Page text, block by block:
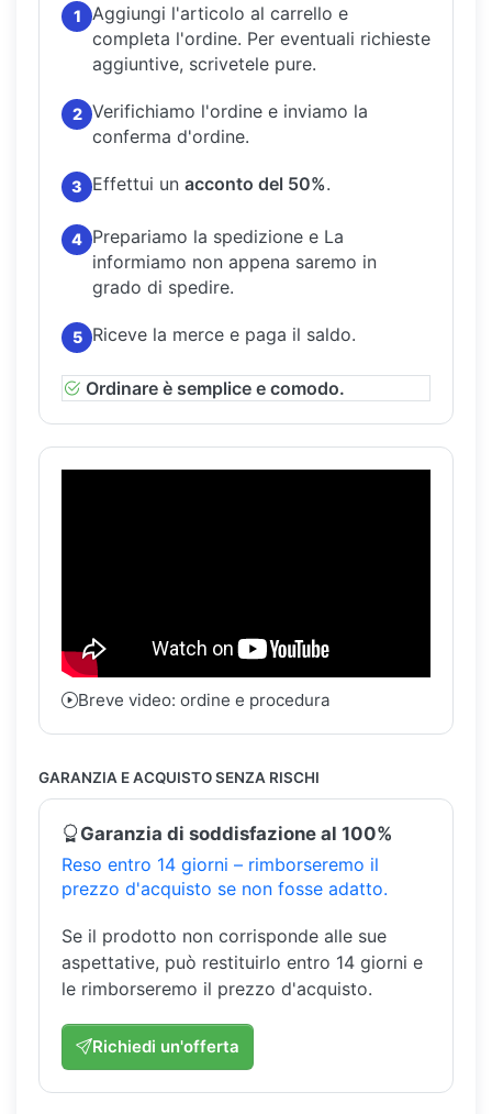
1
Aggiungi l'articolo al carrello e
completa l'ordine. Per eventuali richieste
aggiuntive, scrivetele pure.
2 Verifichiamo l'ordine e inviamo la
conferma d'ordine.
3 Effettui un acconto del 50%.
4 Prepariamo la spedizione e La
informiamo non appena saremo in
grado di spedire.
5 Riceve la merce e paga il saldo.
Ordinare è semplice e comodo.
Breve video: ordine e procedura
GARANZIA E ACQUISTO SENZA RISCHI
Garanzia di soddisfazione al 100%
Reso entro 14 giorni – rimborseremo il
prezzo d'acquisto se non fosse adatto.
Se il prodotto non corrisponde alle sue
aspettative, può restituirlo entro 14 giorni e
le rimborseremo il prezzo d'acquisto.
Richiedi un'offerta